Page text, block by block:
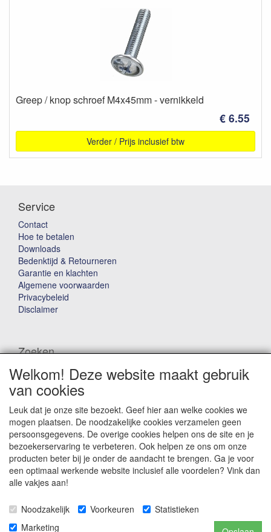
Greep / knop schroef M4x45mm - vernikkeld
€ 6.55
Verder / Prijs inclusief btw
Service
Contact
Hoe te betalen
Downloads
Bedenktijd & Retourneren
Garantie en klachten
Algemene voorwaarden
Privacybeleid
Disclaimer
Zoeken
Waar ben je naar op zoek?
Winkelwagen
Uw winkelwagen is leeg
Welkom! Deze website maakt gebruik
van cookies
Leuk dat je onze site bezoekt. Geef hier aan welke cookies we
mogen plaatsen. De noodzakelijke cookies verzamelen geen
persoonsgegevens. De overige cookies helpen ons de site en je
bezoekerservaring te verbeteren. Ook helpen ze ons om onze
producten beter bij je onder de aandacht te brengen. Ga je voor
een optimaal werkende website inclusief alle voordelen? Vink dan
alle vakjes aan!
Noodzakelijk Voorkeuren
Statistieken
Marketing